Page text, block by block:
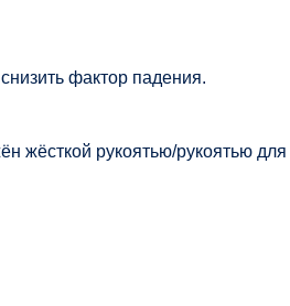
фактор падения.
жёсткой рукоятью/рукоятью для